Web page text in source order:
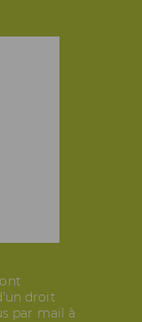
droit
par mail à